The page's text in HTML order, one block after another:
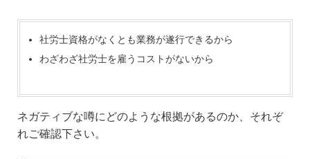
社労士資格がなくとも業務が遂行できるから
わざわざ社労士を雇うコストがないから
ネガティブな噂にどのような根拠があるのか、それぞ
れご確認下さい。